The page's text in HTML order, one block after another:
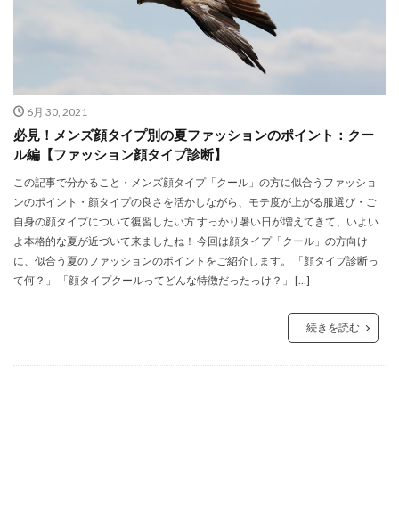
6月 30, 2021
必見！メンズ顔タイプ別の夏ファッションのポイント：クー
ル編【ファッション顔タイプ診断】
この記事で分かること・メンズ顔タイプ「クール」の方に似合うファッショ
ンのポイント・顔タイプの良さを活かしながら、モテ度が上がる服選び・ご
自身の顔タイプについて復習したい方 すっかり暑い日が増えてきて、いよい
よ本格的な夏が近づいて来ましたね！ 今回は顔タイプ「クール」の方向け
に、似合う夏のファッションのポイントをご紹介します。 「顔タイプ診断っ
て何？」 「顔タイプクールってどんな特徴だったっけ？」 […]
続きを読む